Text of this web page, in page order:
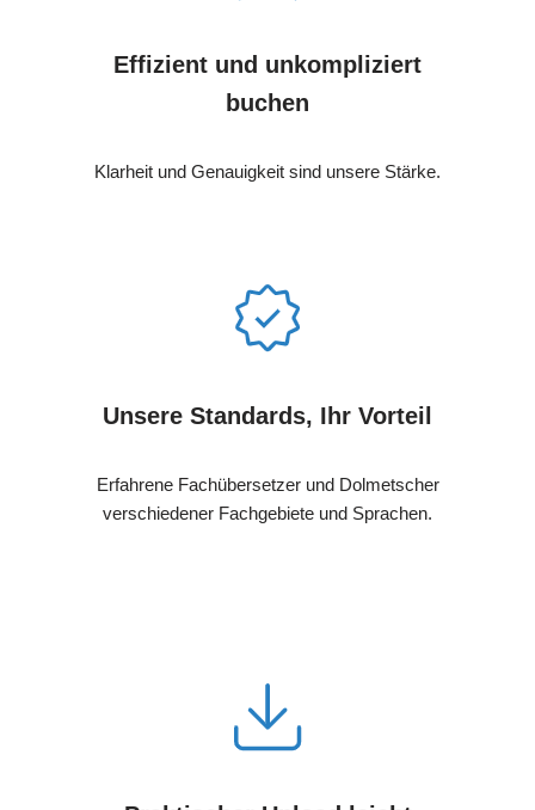
Effizient und unkompliziert
buchen
Klarheit und Genauigkeit sind unsere Stärke.
Unsere Standards, Ihr Vorteil
Erfahrene Fachübersetzer und Dolmetscher
verschiedener Fachgebiete und Sprachen.